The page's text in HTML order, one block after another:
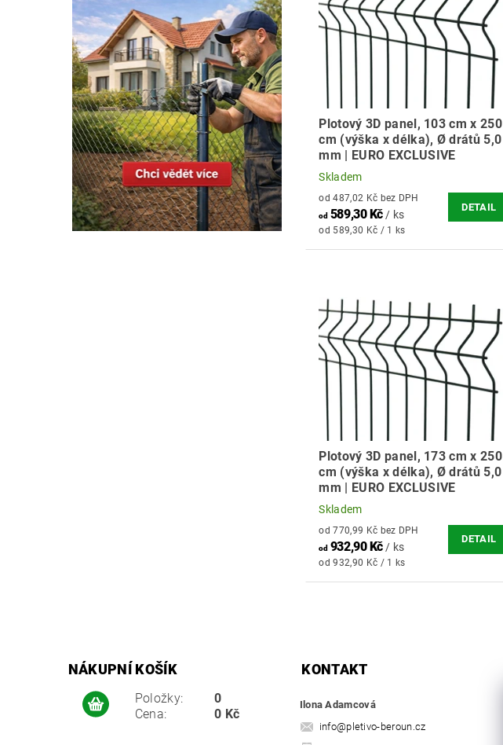
Plotový 3D panel, 103 cm x 250
cm (výška x délka), Ø drátů 5,0
mm | EURO EXCLUSIVE
Skladem
od 487,02 Kč bez DPH
od589,30 Kč / ks
od 589,30 Kč / 1 ks
DETAIL
Plotový 3D panel, 173 cm x 250
cm (výška x délka), Ø drátů 5,0
mm | EURO EXCLUSIVE
Skladem
od 770,99 Kč bez DPH
od932,90 Kč / ks
od 932,90 Kč / 1 ks
DETAIL
NÁKUPNÍ KOŠÍK
Položky:
Cena:
0
0 Kč
KONTAKT
Ilona Adamcová
info@pletivo-beroun.cz